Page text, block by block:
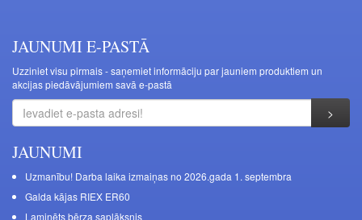
JAUNUMI E-PASTĀ
Uzziniet visu pirmais - saņemiet informāciju par jauniem produktiem un
akcijas piedāvājumiem savā e-pastā
JAUNUMI
Uzmanību! Darba laika izmaiņas no 2026.gada 1. septembra
Galda kājas RIEX ER60
Laminēts bērza saplāksnis